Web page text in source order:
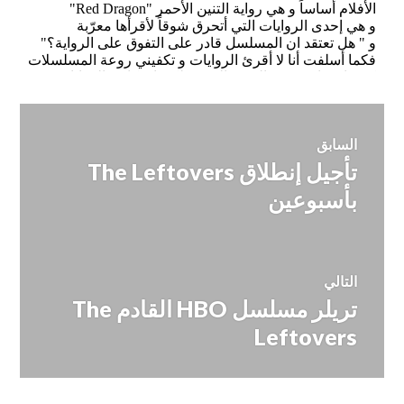
تصفّح
المقالات
السابق
المقالة
السابقة:
تأجيل إنطلاق The Leftovers
بأسبوعين
التالي
المقالة
التالية:
تريلر مسلسل HBO القادم The
Leftovers